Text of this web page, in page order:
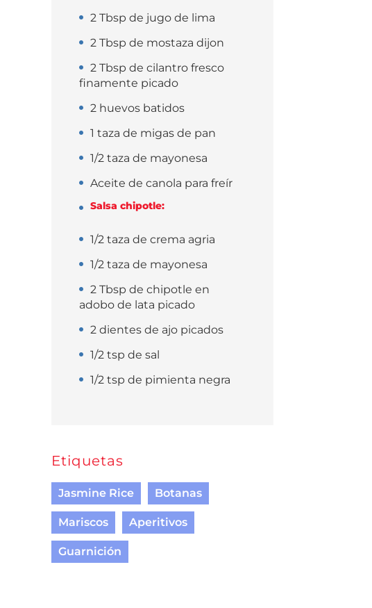
2 Tbsp de jugo de lima
2 Tbsp de mostaza dijon
2 Tbsp de cilantro fresco
finamente picado
2 huevos batidos
1 taza de migas de pan
1/2 taza de mayonesa
Aceite de canola para freír
Salsa chipotle:
1/2 taza de crema agria
1/2 taza de mayonesa
2 Tbsp de chipotle en
adobo de lata picado
2 dientes de ajo picados
1/2 tsp de sal
1/2 tsp de pimienta negra
Etiquetas
Jasmine Rice Botanas
Mariscos Aperitivos
Guarnición